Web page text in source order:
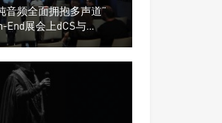
音频全面拥抱多声道”
End展会上dCS与
建多声道演示系统